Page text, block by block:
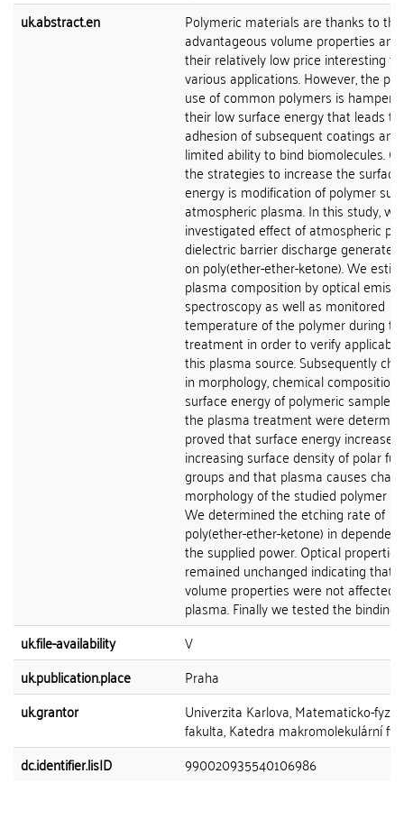
uk.abstract.en
Polymeric materials are thanks to
advantageous volume properties
their relatively low price interesting for
various applications. However, the
use of common polymers is
their low surface energy that leads
adhesion of subsequent coatings and
limited ability to bind biomolecules.
the strategies to increase the surface
energy is modification of polymer
atmospheric plasma. In this study,
investigated effect of atmospheric
dielectric barrier discharge
on poly(ether-ether-ketone). We
plasma composition by optical
spectroscopy as well as monitored
temperature of the polymer during
treatment in order to verify
this plasma source. Subsequently
in morphology, chemical composition
surface energy of polymeric samples
the plasma treatment were
proved that surface energy
increasing surface density of polar
groups and that plasma causes
morphology of the studied polymer
We determined the etching rate of
poly(ether-ether-ketone) in
the supplied power. Optical properties
remained unchanged indicating that
volume properties were not affected
plasma. Finally we tested the binding
uk.file-availability
V
uk.publication.place
Praha
uk.grantor
Univerzita Karlova, Matematicko-
fakulta, Katedra makromolekulární
dc.identifier.lisID
990020935540106986